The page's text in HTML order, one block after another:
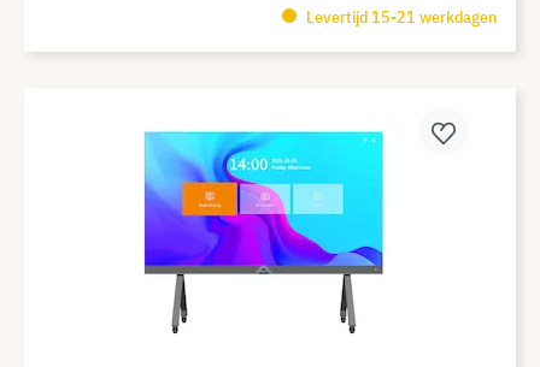
Levertijd 15-21 werkdagen